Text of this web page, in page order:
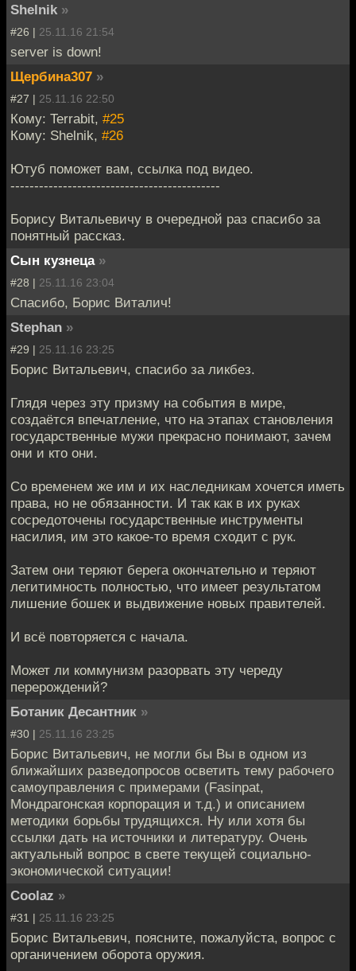
Shelnik »
#26 | 25.11.16 21:54
server is down!
Щербина307 »
#27 | 25.11.16 22:50
Кому: Terrabit, #25
Кому: Shelnik, #26
Ютуб поможет вам, ссылка под видео.
--------------------------------------------
Борису Витальевичу в очередной раз спасибо за
понятный рассказ.
Сын кузнеца »
#28 | 25.11.16 23:04
Спасибо, Борис Виталич!
Stephan »
#29 | 25.11.16 23:25
Борис Витальевич, спасибо за ликбез.
Глядя через эту призму на события в мире,
создаётся впечатление, что на этапах становления
государственные мужи прекрасно понимают, зачем
они и кто они.
Со временем же им и их наследникам хочется иметь
права, но не обязанности. И так как в их руках
сосредоточены государственные инструменты
насилия, им это какое-то время сходит с рук.
Затем они теряют берега окончательно и теряют
легитимность полностью, что имеет результатом
лишение бошек и выдвижение новых правителей.
И всё повторяется с начала.
Может ли коммунизм разорвать эту череду
перерождений?
Ботаник Десантник »
#30 | 25.11.16 23:25
Борис Витальевич, не могли бы Вы в одном из
ближайших разведопросов осветить тему рабочего
самоуправления с примерами (Fasinpat,
Мондрагонская корпорация и т.д.) и описанием
методики борьбы трудящихся. Ну или хотя бы
ссылки дать на источники и литературу. Очень
актуальный вопрос в свете текущей социально-
экономической ситуации!
Coolaz »
#31 | 25.11.16 23:25
Борис Витальевич, поясните, пожалуйста, вопрос с
органичением оборота оружия.